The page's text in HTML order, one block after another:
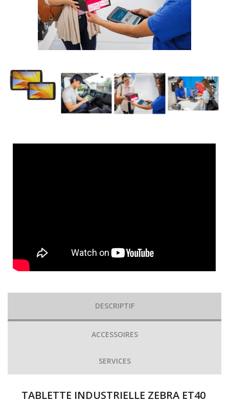
DESCRIPTIF
ACCESSOIRES
SERVICES
TABLETTE INDUSTRIELLE ZEBRA ET40